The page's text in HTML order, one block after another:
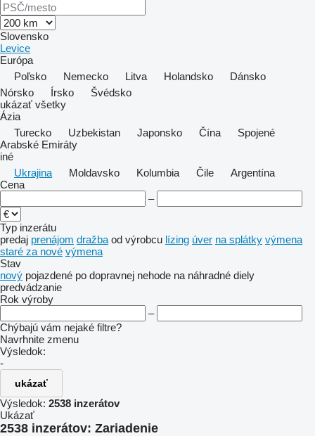
Slovensko
Levice
Európa
Poľsko
Nemecko Litva Holandsko
Dánsko
Nórsko
Írsko
Švédsko
ukázať všetky
Ázia
Turecko
Uzbekistan Japonsko Čína
Spojené
Arabské Emiráty
iné
Ukrajina
Moldavsko Kolumbia Čile
Argentína
Cena
–
Typ inzerátu
predaj prenájom dražba od výrobcu lízing úver na splátky výmena
staré za nové výmena
Stav
nový pojazdené po dopravnej nehode na náhradné diely
predvádzanie
Rok výroby
–
Chýbajú vám nejaké filtre?
Navrhnite zmenu
Výsledok:
-
ukázať
Výsledok: 2538 inzerátov
Ukázať
2538 inzerátov: Zariadenie